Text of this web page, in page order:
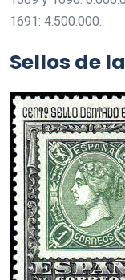
1691: 4.500.000..
Sellos de